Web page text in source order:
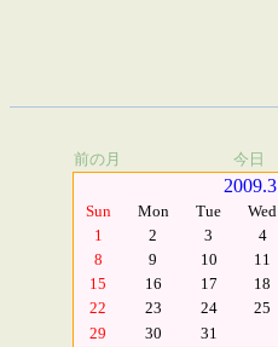
前の月 今日
2009.3
Sun Mon Tue Wed
1
2 3 4
8
9 10 11
15
16 17 18
22
23 24 25
29
30 31